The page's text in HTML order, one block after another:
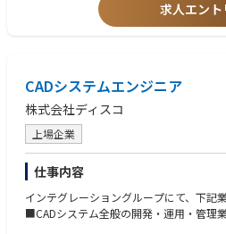
【ポジションの魅力、強み】
ため、コンサルタントの意向を踏まえ、
を行う体制が整っています。
・クライアントからの評価ががしっかり
価項目の5割がクライアントからの評価
・残業月20時間程度(20時間以上残業す
とWLBを整えて働くことができる環境です
弊社はお客様を巻き込んだチーム開発を
トや、DXの文脈からCEO Issueでシステ
◆業務内容
・IT・業務トレンドを踏まえたシステム
・戦略を実現するためのアーキテクチャの
・アーキテクチャに合わせた業務プロセ
・システム開発における各タスクの計画
ンジマネジメント活動を通じたシステム
◆プロジェクト事例
・大手電機メーカ：全社IT戦略・EA策
s, Cloud for Customer等）の知見
■オフショア開発経験
業界経験は不問。
通信・メディア・エンターテインメント
方
・ビジネスレベルの日本語・システム設
ド/マネジメントなどの経験
・テストや移行などシステムの品質を支
※コンサル未経験者の方でも、業務/シ
ースにキャッチアップし、活躍している
求人エント
CADシステムエンジニア
株式会社ディスコ
上場企業
仕事内容
インテグレーショングループにて、下記
■CADシステム全般の開発・運用・管理